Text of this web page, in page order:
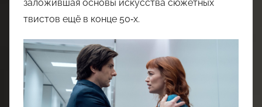
заложившая основы искусства сюжетных
твистов ещё в конце 50‑х.